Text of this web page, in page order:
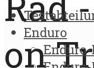
on
Enduro